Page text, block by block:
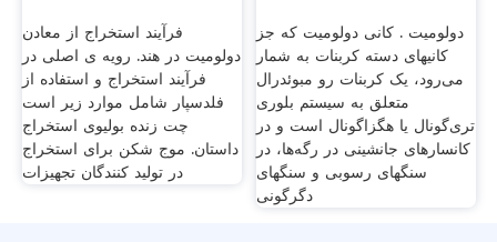
فرآیند استخراج از معادن
دولومیت در هند. رویه ی اصلی در
فرآیند استخراج و استفاده از
فلدسپار شامل موارد زیر است
چت زنده بولیوی استخراج
داستان. موج شکن برای استخراج
در تولید کنندگان تجهیزات
دولومیت . کانی دولومیت که جز
کانیهای دسته کربنات به شمار
می‌رود، یک کربنات رو مبوئدرال
متعلق به سیستم بلوری
تری‌گونال یا هگزاگونال است و در
کانسارهای جانشینی در رگه‌ها، در
سنگهای رسوبی و سنگهای
دگرگونی